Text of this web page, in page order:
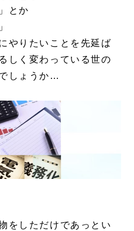
とか
やりたいことを先延ば
しく変わっている世の
しょうか…
をしただけであっとい